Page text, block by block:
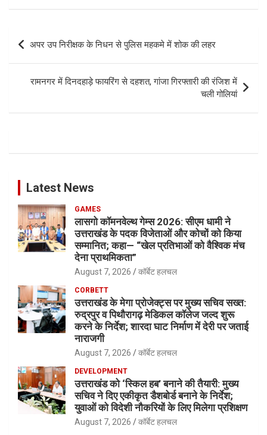
Post
navigation
अपर उप निरीक्षक के निधन से पुलिस महकमे में शोक की लहर
रामनगर में दिनदहाड़े फायरिंग से दहशत, गांजा गिरफ्तारी की रंजिश में
चली गोलियां
Latest News
GAMES
लासगो कॉमनवेल्थ गेम्स 2026: सीएम धामी ने
उत्तराखंड के पदक विजेताओं और कोचों को किया
सम्मानित; कहा— “खेल प्रतिभाओं को वैश्विक मंच
देना प्राथमिकता”
August 7, 2026 कॉर्बेट हलचल
CORBETT
उत्तराखंड के मेगा प्रोजेक्ट्स पर मुख्य सचिव सख्त:
रुद्रपुर व पिथौरागढ़ मेडिकल कॉलेज जल्द शुरू
करने के निर्देश; शारदा घाट निर्माण में देरी पर जताई
नाराजगी
August 7, 2026 कॉर्बेट हलचल
DEVELOPMENT
उत्तराखंड को ‘स्किल हब’ बनाने की तैयारी: मुख्य
सचिव ने दिए एकीकृत डैशबोर्ड बनाने के निर्देश;
युवाओं को विदेशी नौकरियों के लिए मिलेगा प्रशिक्षण
August 7, 2026 कॉर्बेट हलचल